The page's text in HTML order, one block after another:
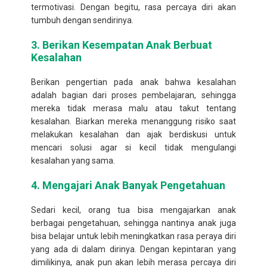
termotivasi. Dengan begitu, rasa percaya diri akan
tumbuh dengan sendirinya.
3. Berikan Kesempatan Anak Berbuat
Kesalahan
Berikan pengertian pada anak bahwa kesalahan
adalah bagian dari proses pembelajaran, sehingga
mereka tidak merasa malu atau takut tentang
kesalahan. Biarkan mereka menanggung risiko saat
melakukan kesalahan dan ajak berdiskusi untuk
mencari solusi agar si kecil tidak mengulangi
kesalahan yang sama.
4. Mengajari Anak Banyak Pengetahuan
Sedari kecil, orang tua bisa mengajarkan anak
berbagai pengetahuan, sehingga nantinya anak juga
bisa belajar untuk lebih meningkatkan rasa peraya diri
yang ada di dalam dirinya. Dengan kepintaran yang
dimilikinya, anak pun akan lebih merasa percaya diri